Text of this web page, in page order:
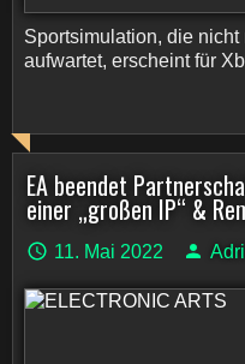
Sportsimulation, die
aufwartet, erscheint für
EA beendet
einer „großen IP“ &
11. Mai 2022